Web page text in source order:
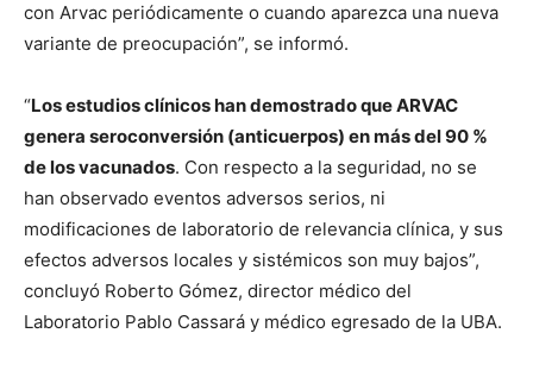
con Arvac periódicamente o cuando aparezca una nueva
variante de preocupación”, se informó.
“Los estudios clínicos han demostrado que ARVAC
genera seroconversión (anticuerpos) en más del 90 %
de los vacunados. Con respecto a la seguridad, no se
han observado eventos adversos serios, ni
modificaciones de laboratorio de relevancia clínica, y sus
efectos adversos locales y sistémicos son muy bajos”,
concluyó Roberto Gómez, director médico del
Laboratorio Pablo Cassará y médico egresado de la UBA.